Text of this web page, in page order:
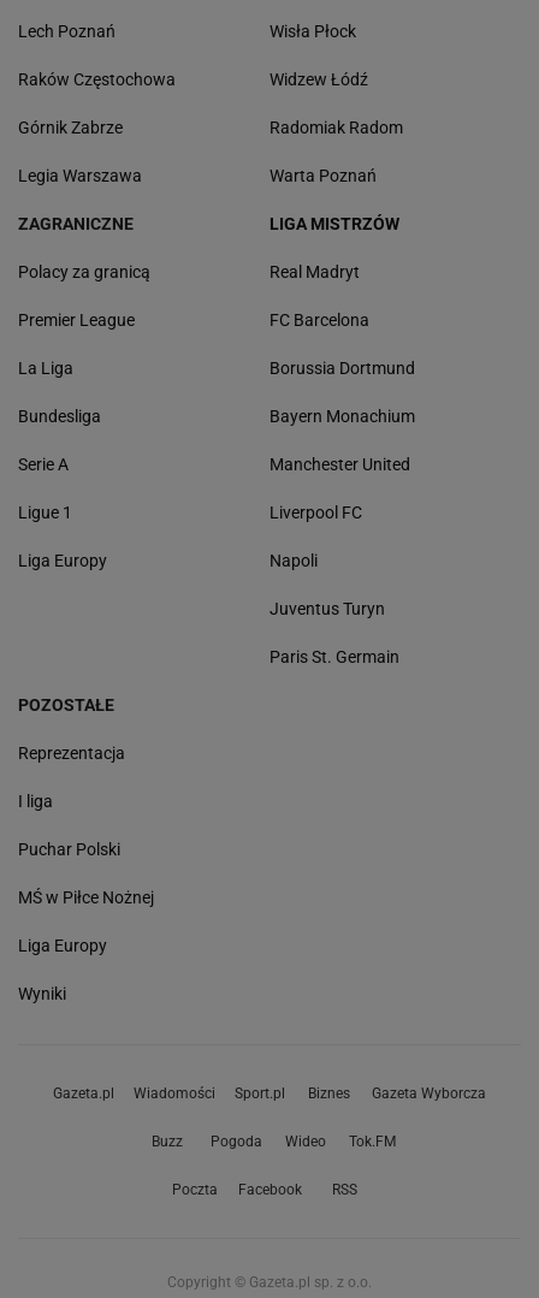
Lech Poznań
Raków Częstochowa
Górnik Zabrze
Legia Warszawa
Wisła Płock
Widzew Łódź
Radomiak Radom
Warta Poznań
ZAGRANICZNE
Polacy za granicą
Premier League
La Liga
Bundesliga
Serie A
Ligue 1
Liga Europy
LIGA MISTRZÓW
Real Madryt
FC Barcelona
Borussia Dortmund
Bayern Monachium
Manchester United
Liverpool FC
Napoli
Juventus Turyn
Paris St. Germain
POZOSTAŁE
Reprezentacja
I liga
Puchar Polski
MŚ w Piłce Nożnej
Liga Europy
Wyniki
Gazeta.pl Wiadomości Sport.pl Biznes Gazeta Wyborcza
Buzz Pogoda Wideo Tok.FM
Poczta Facebook RSS
Copyright © Gazeta.pl sp. z o.o.